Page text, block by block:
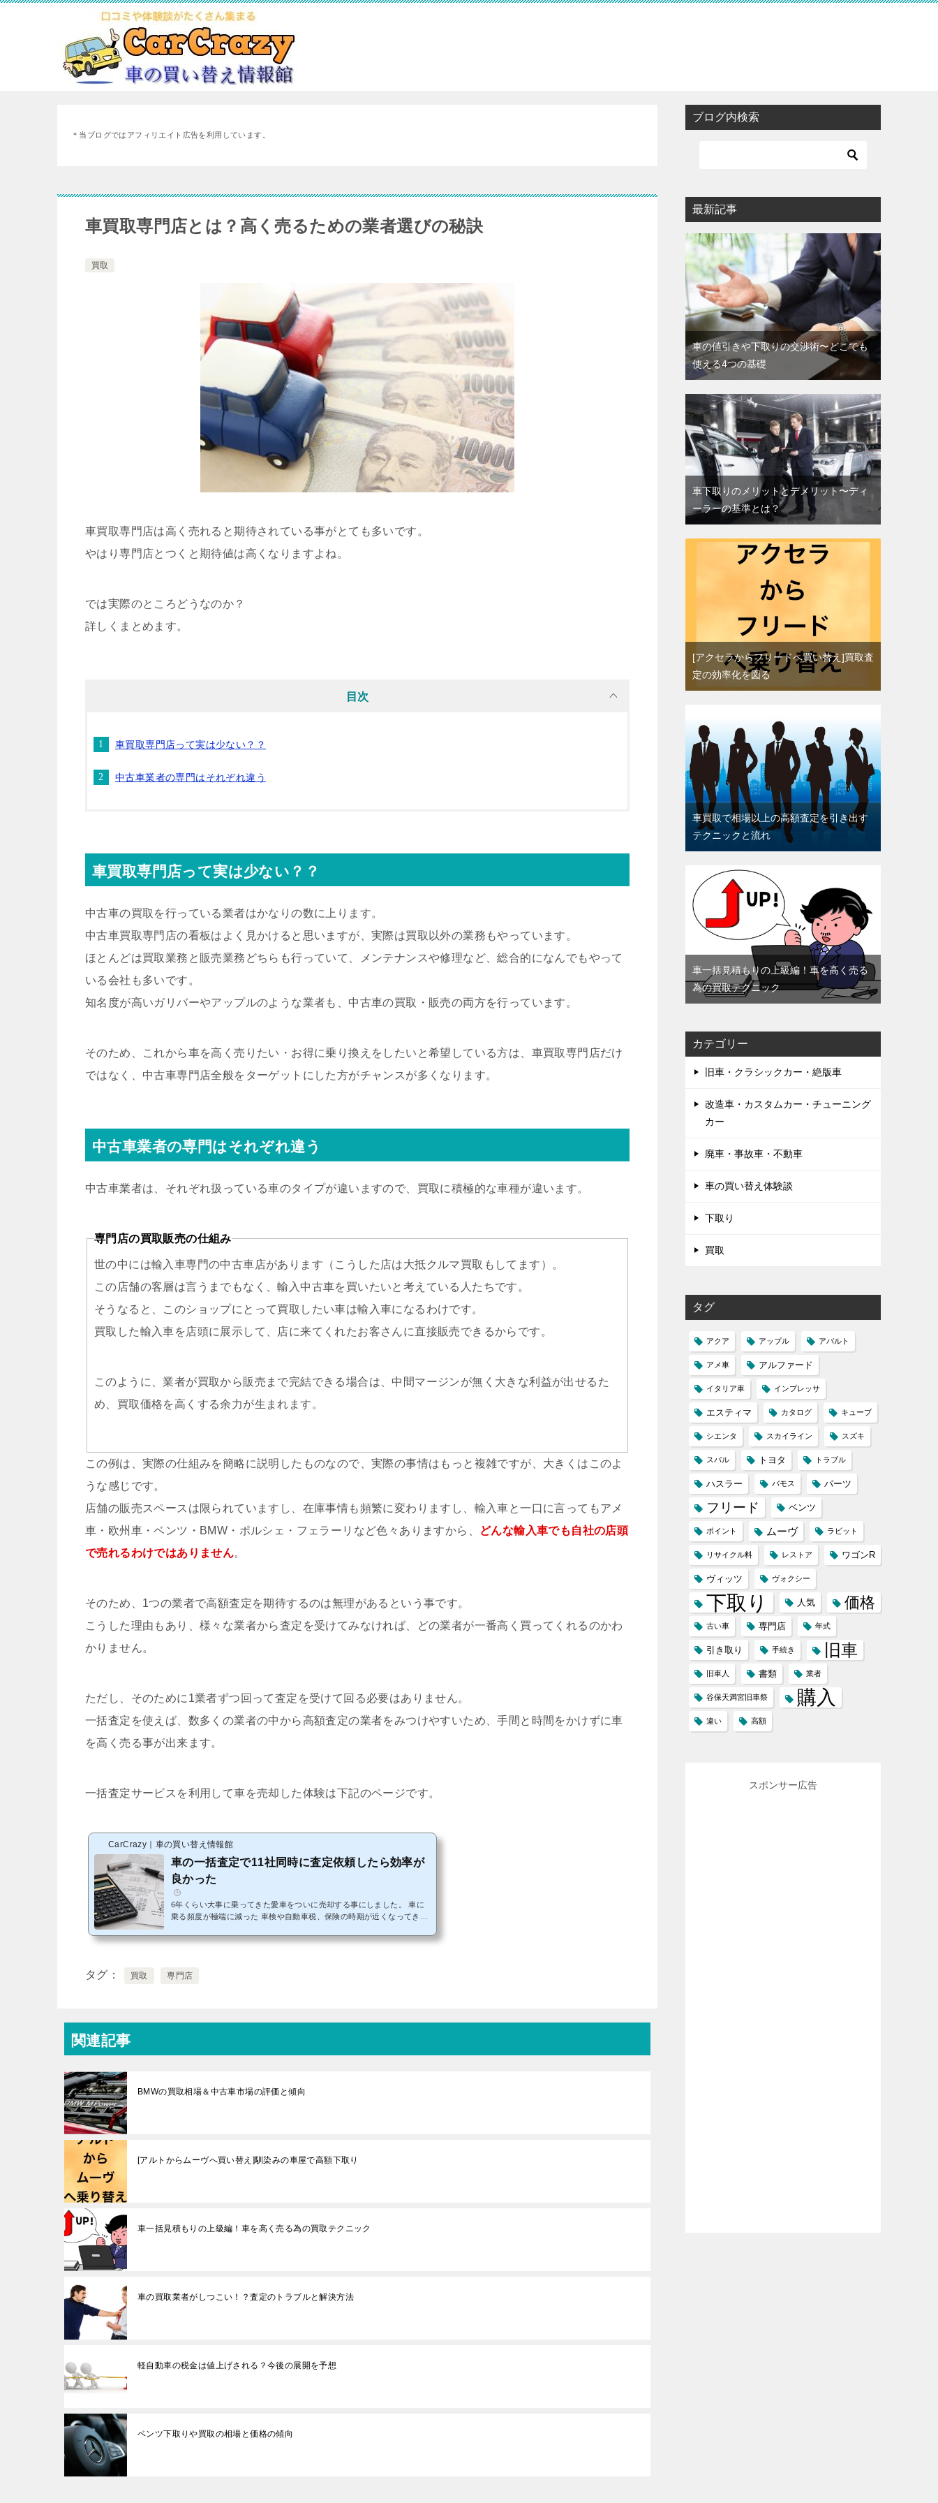
＊当ブログではアフィリエイト広告を利用しています。
車買取専門店とは？高く売るための業者選びの秘訣
買取
車買取専門店は高く売れると期待されている事がとても多いです。
やはり専門店とつくと期待値は高くなりますよね。
では実際のところどうなのか？
詳しくまとめます。
目次
車買取専門店って実は少ない？？
中古車業者の専門はそれぞれ違う
車買取専門店って実は少ない？？
中古車の買取を行っている業者はかなりの数に上ります。
中古車買取専門店の看板はよく見かけると思いますが、実際は買取以外の業務もやっています。
ほとんどは買取業務と販売業務どちらも行っていて、メンテナンスや修理など、総合的になんでもやって
いる会社も多いです。
知名度が高いガリバーやアップルのような業者も、中古車の買取・販売の両方を行っています。
そのため、これから車を高く売りたい・お得に乗り換えをしたいと希望している方は、車買取専門店だけ
ではなく、中古車専門店全般をターゲットにした方がチャンスが多くなります。
中古車業者の専門はそれぞれ違う
中古車業者は、それぞれ扱っている車のタイプが違いますので、買取に積極的な車種が違います。
専門店の買取販売の仕組み
世の中には輸入車専門の中古車店があります（こうした店は大抵クルマ買取もしてます）。
この店舗の客層は言うまでもなく、輸入中古車を買いたいと考えている人たちです。
そうなると、このショップにとって買取したい車は輸入車になるわけです。
買取した輸入車を店頭に展示して、店に来てくれたお客さんに直接販売できるからです。
このように、業者が買取から販売まで完結できる場合は、中間マージンが無く大きな利益が出せるた
め、買取価格を高くする余力が生まれます。
この例は、実際の仕組みを簡略に説明したものなので、実際の事情はもっと複雑ですが、大きくはこのよ
うな感じです。
店舗の販売スペースは限られていますし、在庫事情も頻繁に変わりますし、輸入車と一口に言ってもアメ
車・欧州車・ベンツ・BMW・ポルシェ・フェラーリなど色々ありますから、
どんな輸入車でも自社の店頭
で売れるわけではありません。
そのため、1つの業者で高額査定を期待するのは無理があるという事です。
こうした理由もあり、様々な業者から査定を受けてみなければ、どの業者が一番高く買ってくれるのかわ
かりません。
ただし、そのために1業者ずつ回って査定を受けて回る必要はありません。
一括査定を使えば、数多くの業者の中から高額査定の業者をみつけやすいため、手間と時間をかけずに車
を高く売る事が出来ます。
一括査定サービスを利用して車を売却した体験は下記のページです。
CarCrazy｜車の買い替え情報館
車の一括査定で11社同時に査定依頼したら効率が
良かった
6年くらい大事に乗ってきた愛車をついに売却する事にしました。 車に
乗る頻度が極端に減った 車検や自動車税、保険の時期が近くなってきた
ありそういい思い出が一杯の車ですが、手放す事にしました。でも、た
ました。この方法は、「いかに手間をかけずに高く売るか」を重視して
タグ 買取 専門店
関連記事
BMWの買取相場＆中古車市場の評価と傾向
[アルトからムーヴへ買い替え]馴染みの車屋で高額下取り
車一括見積もりの上級編！車を高く売る為の買取テクニック
車の買取業者がしつこい！？査定のトラブルと解決方法
軽自動車の税金は値上げされる？今後の展開を予想
ベンツ下取りや買取の相場と価格の傾向
ブログ内検索
最新記事
車の値引きや下取りの交渉術〜どこでも
使える4つの基礎
車下取りのメリットとデメリット〜ディ
ーラーの基準とは？
[アクセラからフリードへ買い替え]買取査
定の効率化を図る
車買取で相場以上の高額査定を引き出す
テクニックと流れ
車一括見積もりの上級編！車を高く売る
為の買取テクニック
カテゴリー
旧車・クラシックカー・絶版車
改造車・カスタムカー・チューニング
カー
廃車・事故車・不動車
車の買い替え体験談
下取り
買取
タグ
アクア アップル アバルト
アメ車 アルファード
イタリア車 インプレッサ
エスティマ カタログ キューブ
シエンタ スカイライン スズキ
スバル トヨタ トラブル
ハスラー バモス パーツ
フリード ベンツ
ポイント ムーヴ ラビット
リサイクル料 レストア ワゴンR
ヴィッツ ヴォクシー
下取り 人気 価格
古い車 専門店 年式
引き取り 手続き 旧車
旧車人 書類 業者
谷保天満宮旧車祭 購入
違い 高額
スポンサー広告